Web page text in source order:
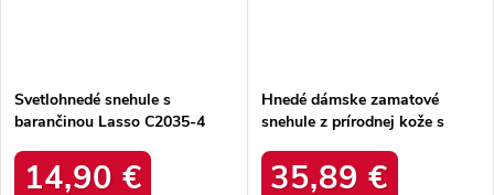
Svetlohnedé snehule s
barančinou Lasso C2035-4
14,90 €
Hnedé dámske zamatové
snehule z prírodnej kože s
produktu W5821 COFFEE
35,89 €